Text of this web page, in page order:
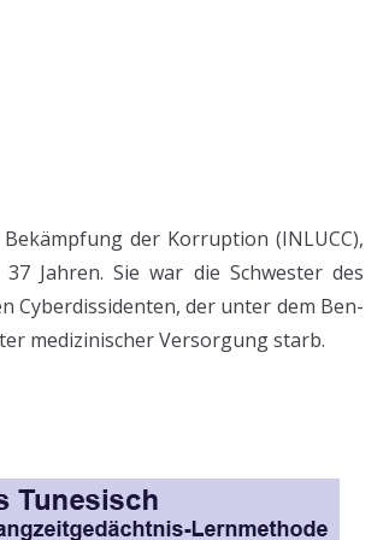
der Korruption (INLUCC),
Jahren. Sie war die Schwester des
Cyberdissidenten, der unter dem Ben-
medizinischer Versorgung starb.